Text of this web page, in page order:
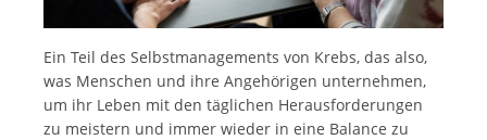
Ein Teil des Selbstmanagements von Krebs, das also,
was Menschen und ihre Angehörigen unternehmen,
um ihr Leben mit den täglichen Herausforderungen
zu meistern und immer wieder in eine Balance zu